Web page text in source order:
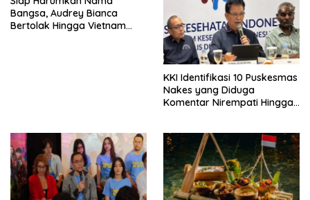
Bangsa, Audrey Bianca
Bertolak Hingga Vietnam
KKI Identifikasi 10 Puskesmas
Nakes yang Diduga
Komentar Nirempati Hingga